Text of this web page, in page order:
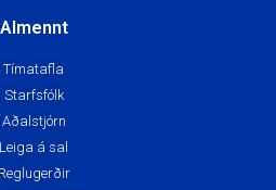
Almennt
Tímatafla
Starfsfólk
Aðalstjórn
Leiga á sal
Reglugerðir